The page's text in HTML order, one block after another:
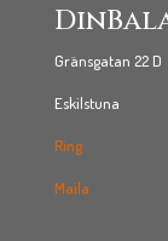
Gränsgatan 22 D
Eskilstuna
Ring
Maila